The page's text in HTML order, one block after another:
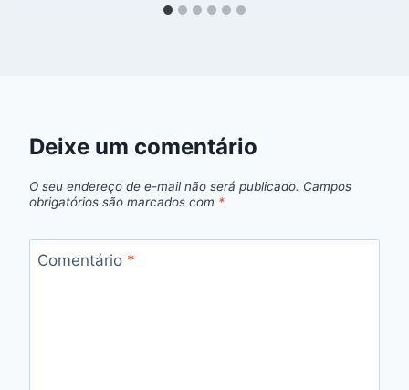
Deixe um comentário
O seu endereço de e-mail não será publicado. Campos
obrigatórios são marcados com *
Comentário *